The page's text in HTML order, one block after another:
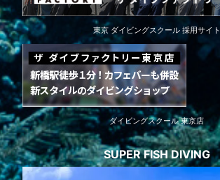
東京 ダイビングスクール 採用サイト
ダイビングスクール 東京店
SUPER FISH DIVING